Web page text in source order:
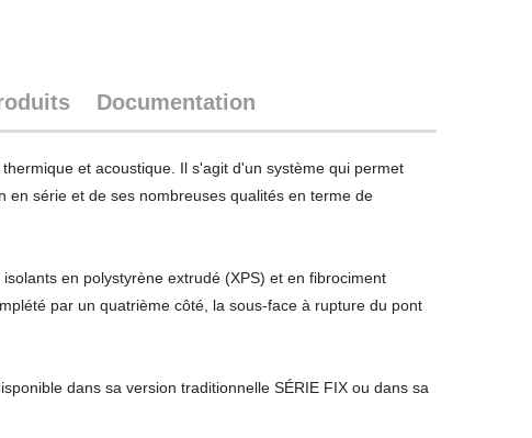
Documentation
et acoustique. Il s'agit d'un système qui permet
en série et de ses nombreuses qualités en terme de
en polystyrène extrudé (XPS) et en fibrociment
par un quatrième côté, la sous-face à rupture du pont
dans sa version traditionnelle SÉRIE FIX ou dans sa